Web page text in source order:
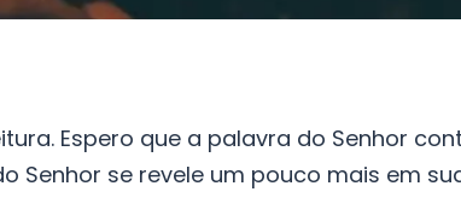
Espero que a palavra do Senhor
Senhor se revele um pouco mais em